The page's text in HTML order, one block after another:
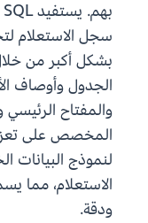
سجل الاستعلام
بشكل أكبر من
الجدول وأوصاف
والمفتاح
المخصص على
لنموذج
ودقة.